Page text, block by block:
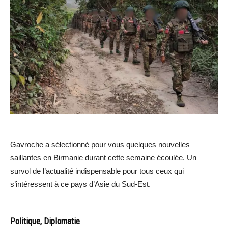
Gavroche a sélectionné pour vous quelques nouvelles
saillantes en Birmanie durant cette semaine écoulée. Un
survol de l’actualité indispensable pour tous ceux qui
s’intéressent à ce pays d’Asie du Sud-Est.
Politique, Diplomatie